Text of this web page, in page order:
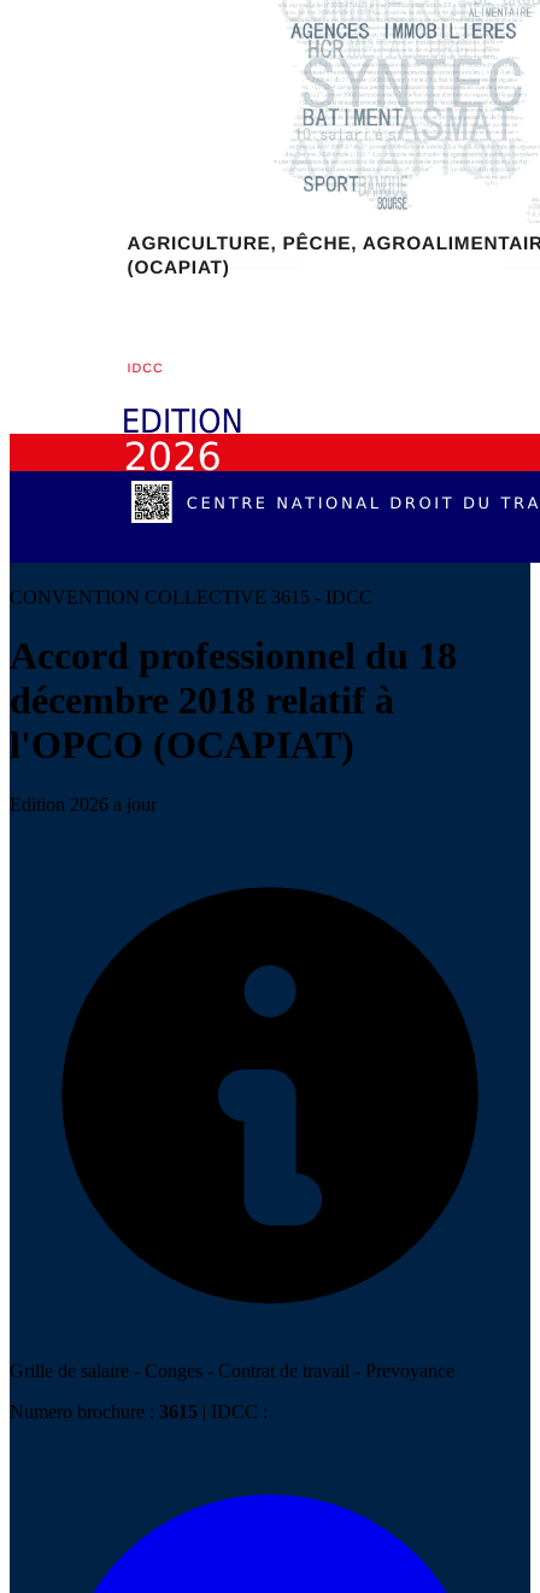
CONVENTION COLLECTIVE 3615 - IDCC
Accord professionnel du 18
décembre 2018 relatif à
l'OPCO (OCAPIAT)
Edition 2026 a jour
Grille de salaire - Conges - Contrat de travail - Prevoyance
Numero brochure : 3615 | IDCC :